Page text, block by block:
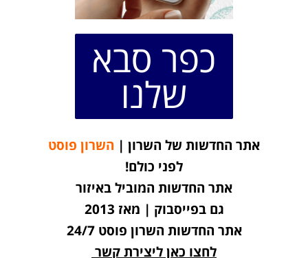
כפר סבא
שלנו
אתר החדשות של השרון | השרון פוסט
לפני כולם!
אתר החדשות המוביל באיזור
גם בפייסבוק | מאז 2013
אתר החדשות השרון פוסט 24/7
לחצו כאן ליצירת קשר